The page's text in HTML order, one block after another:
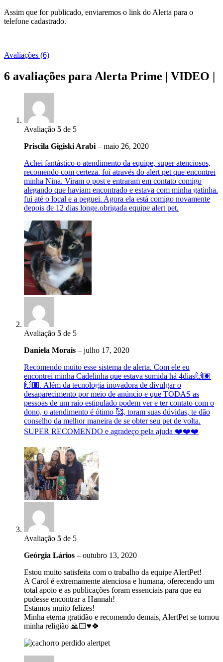
Assim que for publicado, enviaremos o link do Alerta para o
telefone cadastrado.
Avaliações (6)
6 avaliações para Alerta Prime | VIDEO |
Avaliação 5 de 5
Priscila Gigiski Arabi – maio 26, 2020
Achei fantástico o atendimento da equipe, super atenciosos,
recomendo com certeza. foi através do alert pet que encontrei
minha Nina. Viram o post e entraram em contato comigo
alegando que haviam encontrado e estava com minha gatinha.
fui até o local e a peguei. Agora ela está comigo novamente
depois de 12 dias longe.obrigada equipe alert pet.
Avaliação 5 de 5
Daniela Morais – julho 17, 2020
Recomendo muito esse sistema de alerta. Com ele eu
encontrei minha Cadelinha que estava sumida há 4dias🙌🏽
🙌🏽. Além da tecnologia inovadora de divulgar o
desaparecimento por meio de anúncio e que TODAS as
pessoas de um raio estipulado podem ver e ter contato com o
dono, o atendimento é ótimo 🥰, toram suas dúvidas, te dão
conselho da melhor maneira de se obter seu pet de volta.
SUPER RECOMENDO e agradeço pela ajuda ❤️❤️❤️
Avaliação 5 de 5
Geórgia Lários – outubro 13, 2020
Estou muito satisfeita com o trabalho da equipe AlertPet!
A Carol é extremamente atenciosa e humana, oferecendo um
total apoio e as publicações foram essenciais para que eu
pudesse encontrar a Hannah!
Estamos muito felizes!
Minha eterna gratidão e recomendo demais, AlertPet se tornou
minha religião 🙏🏻♥️🍀